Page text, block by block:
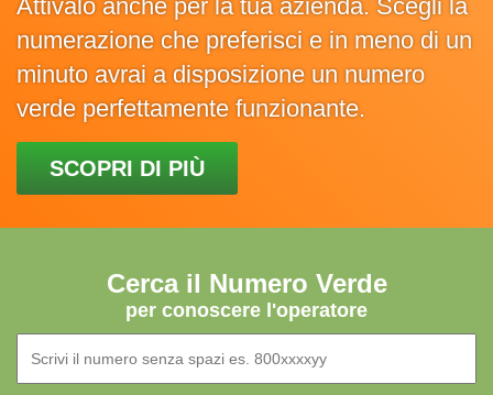
Attivalo anche per la tua azienda. Scegli la
numerazione che preferisci e in meno di un
minuto avrai a disposizione un numero
verde perfettamente funzionante.
SCOPRI DI PIÙ
Cerca il Numero Verde
per conoscere l'operatore